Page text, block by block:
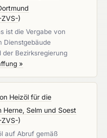
)
ist die Vergabe von
Dienstgebäude
der Bezirksregierung
»
Heizöl für die
Selm und Soest
)
auf Abruf gemäß